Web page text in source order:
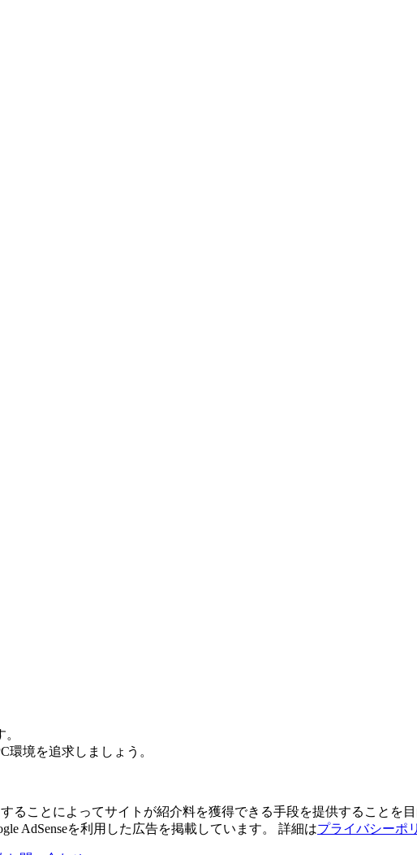
環境を追求しましょう。
ることによってサイトが紹介料を獲得できる手段を提供することを
AdSenseを利用した広告を掲載しています。 詳細はプライバシーポ